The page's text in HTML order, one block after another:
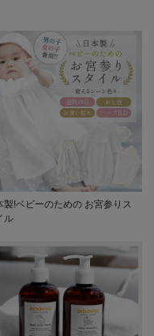
製!ベビーのための お宮参りス
ル